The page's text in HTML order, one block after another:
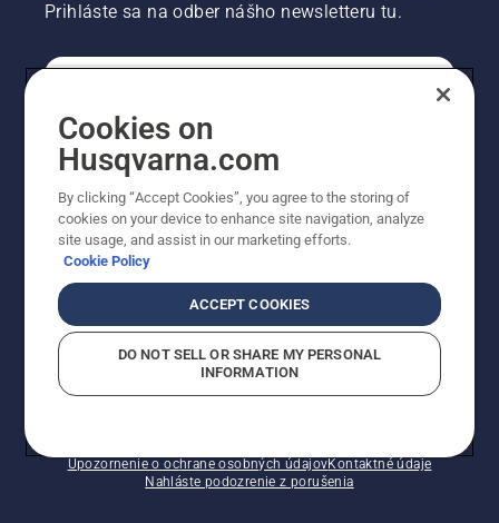
Prihláste sa na odber nášho newsletteru tu.
PROFESIONÁLNE
Upozornenie o ochrane osobných údajovKontaktné údaje
Nahláste podozrenie z porušenia
Cookies on
Husqvarna.com
By clicking “Accept Cookies”, you agree to the storing of
cookies on your device to enhance site navigation, analyze
site usage, and assist in our marketing efforts.
Cookie Policy
ACCEPT COOKIES
DO NOT SELL OR SHARE MY PERSONAL
INFORMATION